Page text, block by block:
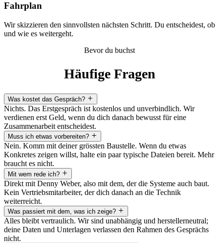
Fahrplan
Wir skizzieren den sinnvollsten nächsten Schritt. Du entscheidest, ob
und wie es weitergeht.
Bevor du buchst
Häufige Fragen
Was kostet das Gespräch?
Nichts. Das Erstgespräch ist kostenlos und unverbindlich. Wir
verdienen erst Geld, wenn du dich danach bewusst für eine
Zusammenarbeit entscheidest.
Muss ich etwas vorbereiten?
Nein. Komm mit deiner grössten Baustelle. Wenn du etwas
Konkretes zeigen willst, halte ein paar typische Dateien bereit. Mehr
braucht es nicht.
Mit wem rede ich?
Direkt mit Denny Weber, also mit dem, der die Systeme auch baut.
Kein Vertriebsmitarbeiter, der dich danach an die Technik
weiterreicht.
Was passiert mit dem, was ich zeige?
Alles bleibt vertraulich. Wir sind unabhängig und herstellerneutral;
deine Daten und Unterlagen verlassen den Rahmen des Gesprächs
nicht.